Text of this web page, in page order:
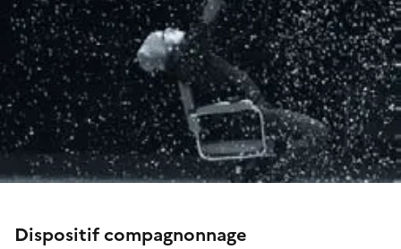
Dispositif compagnonnage